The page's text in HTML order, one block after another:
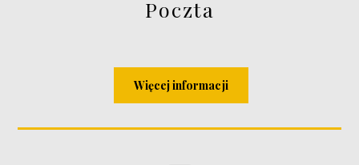
Poczta
Więcej informacji